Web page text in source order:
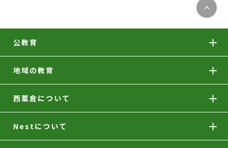
公教育
地域の教育
西粟倉について
Nestについて